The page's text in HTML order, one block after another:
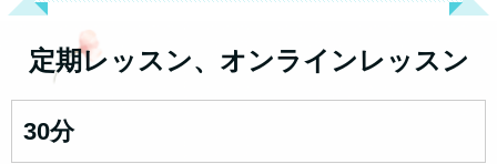
定期レッスン、オンラインレッスン
30分